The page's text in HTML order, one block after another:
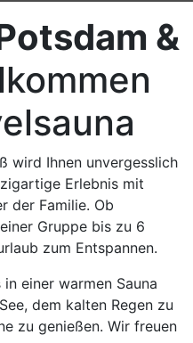
&
wird Ihnen unvergesslich
Erlebnis mit
der Familie. Ob
Gruppe bis zu 6
zum Entspannen.
einer warmen Sauna
dem kalten Regen zu
zu genießen. Wir freuen